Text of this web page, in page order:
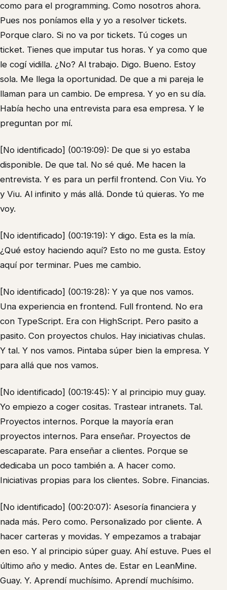
como para el programming. Como nosotros ahora.
Pues nos poníamos ella y yo a resolver tickets.
Porque claro. Si no va por tickets. Tú coges un
ticket. Tienes que imputar tus horas. Y ya como que
le cogí vidilla. ¿No? Al trabajo. Digo. Bueno. Estoy
sola. Me llega la oportunidad. De que a mi pareja le
llaman para un cambio. De empresa. Y yo en su día.
Había hecho una entrevista para esa empresa. Y le
preguntan por mí.
[No identificado] (00:19:09): De que si yo estaba
disponible. De que tal. No sé qué. Me hacen la
entrevista. Y es para un perfil frontend. Con Viu. Yo
y Viu. Al infinito y más allá. Donde tú quieras. Yo me
voy.
[No identificado] (00:19:19): Y digo. Esta es la mía.
¿Qué estoy haciendo aquí? Esto no me gusta. Estoy
aquí por terminar. Pues me cambio.
[No identificado] (00:19:28): Y ya que nos vamos.
Una experiencia en frontend. Full frontend. No era
con TypeScript. Era con HighScript. Pero pasito a
pasito. Con proyectos chulos. Hay iniciativas chulas.
Y tal. Y nos vamos. Pintaba súper bien la empresa. Y
para allá que nos vamos.
[No identificado] (00:19:45): Y al principio muy guay.
Yo empiezo a coger cositas. Trastear intranets. Tal.
Proyectos internos. Porque la mayoría eran
proyectos internos. Para enseñar. Proyectos de
escaparate. Para enseñar a clientes. Porque se
dedicaba un poco también a. A hacer como.
Iniciativas propias para los clientes. Sobre. Financias.
[No identificado] (00:20:07): Asesoría financiera y
nada más. Pero como. Personalizado por cliente. A
hacer carteras y movidas. Y empezamos a trabajar
en eso. Y al principio súper guay. Ahí estuve. Pues el
último año y medio. Antes de. Estar en LeanMine.
Guay. Y. Aprendí muchísimo. Aprendí muchísimo.